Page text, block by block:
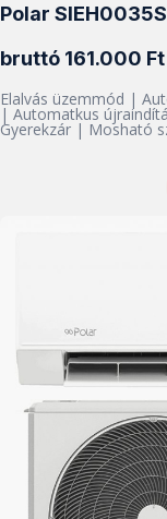
Polar
bruttó 161.000 Ft
Elalvás üzemmód |
| Automatkus
Gyerekzár | Mosható